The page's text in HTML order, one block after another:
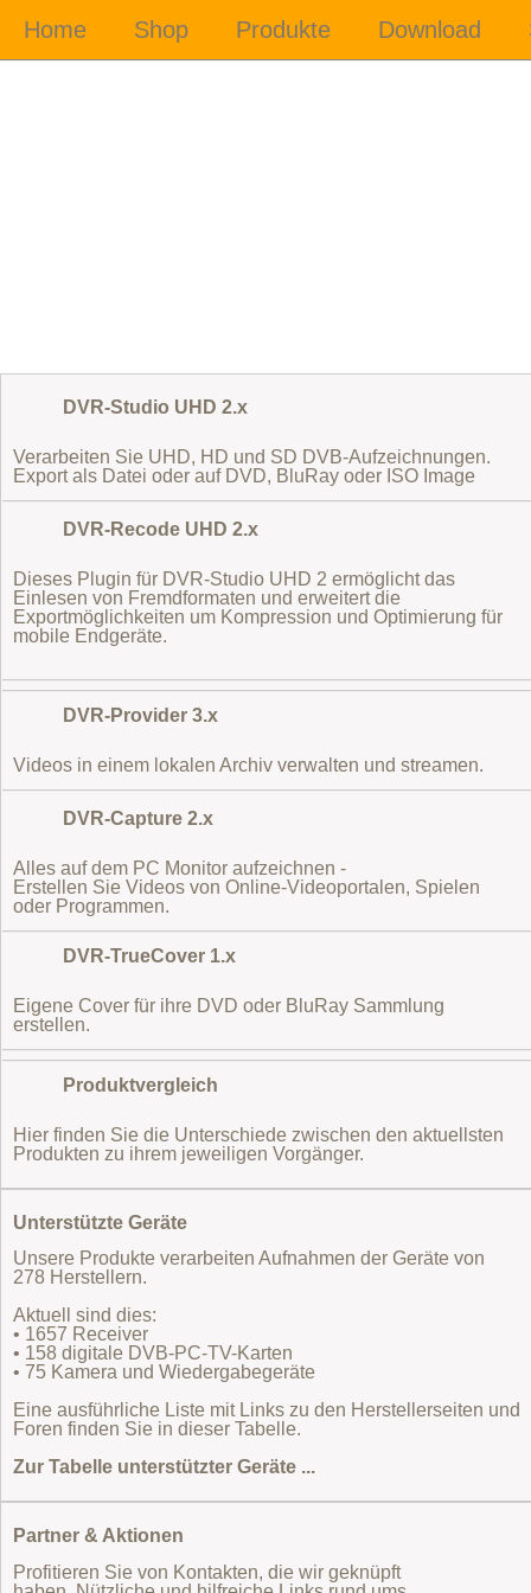
DVR-Studio UHD 2.x
Verarbeiten Sie UHD, HD und SD DVB-Aufzeichnungen.
Export als Datei oder auf DVD, BluRay oder ISO Image
DVR-Recode UHD 2.x
Dieses Plugin für DVR-Studio UHD 2 ermöglicht das
Einlesen von Fremdformaten und erweitert die
Exportmöglichkeiten um Kompression und Optimierung für
mobile Endgeräte.
DVR-Provider 3.x
Videos in einem lokalen Archiv verwalten und streamen.
DVR-Capture 2.x
Alles auf dem PC Monitor aufzeichnen -
Erstellen Sie Videos von Online-Videoportalen, Spielen
oder Programmen.
DVR-TrueCover 1.x
Eigene Cover für ihre DVD oder BluRay Sammlung
erstellen.
Produktvergleich
Hier finden Sie die Unterschiede zwischen den aktuellsten
Produkten zu ihrem jeweiligen Vorgänger.
Unterstützte Geräte
Unsere Produkte verarbeiten Aufnahmen der Geräte von
278 Herstellern.
Aktuell sind dies:
• 1657 Receiver
• 158 digitale DVB-PC-TV-Karten
• 75 Kamera und Wiedergabegeräte
Eine ausführliche Liste mit Links zu den Herstellerseiten und
Foren finden Sie in dieser Tabelle.
Zur Tabelle unterstützter Geräte ...
Partner & Aktionen
Profitieren Sie von Kontakten, die wir geknüpft